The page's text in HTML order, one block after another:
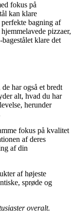
fokus på
kan klare
bagning af
pizzaer,
klare det
har også et bredt
alt, hvad du har
herunder
fokus på kvalitet
af deres
af din
af højeste
sprøde og
overalt.